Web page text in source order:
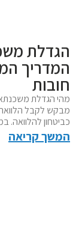
הגדלת משכנתא
לקבל הלוואה
להלוואה.
קריאה